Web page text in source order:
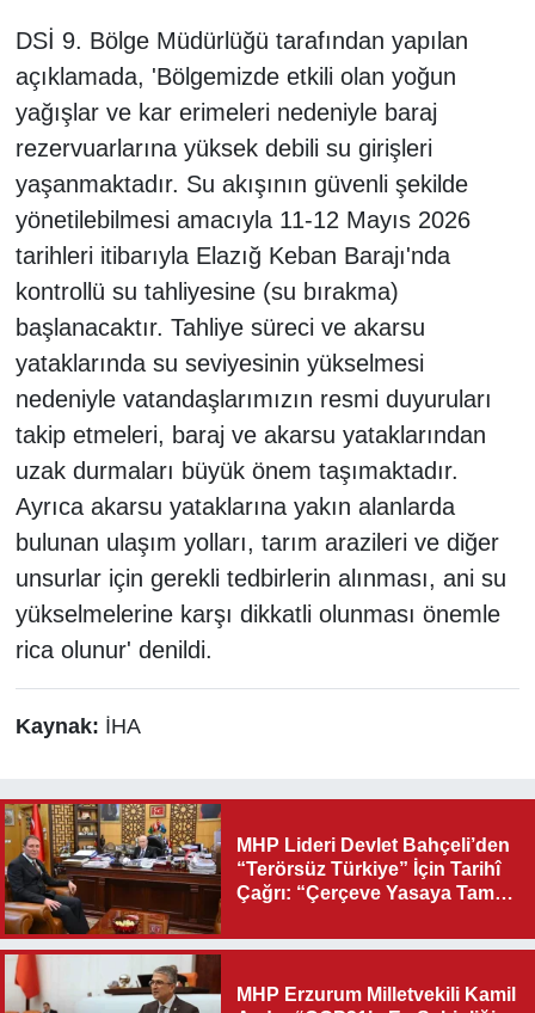
DSİ 9. Bölge Müdürlüğü tarafından yapılan
açıklamada, 'Bölgemizde etkili olan yoğun
yağışlar ve kar erimeleri nedeniyle baraj
rezervuarlarına yüksek debili su girişleri
yaşanmaktadır. Su akışının güvenli şekilde
yönetilebilmesi amacıyla 11-12 Mayıs 2026
tarihleri itibarıyla Elazığ Keban Barajı'nda
kontrollü su tahliyesine (su bırakma)
başlanacaktır. Tahliye süreci ve akarsu
yataklarında su seviyesinin yükselmesi
nedeniyle vatandaşlarımızın resmi duyuruları
takip etmeleri, baraj ve akarsu yataklarından
uzak durmaları büyük önem taşımaktadır.
Ayrıca akarsu yataklarına yakın alanlarda
bulunan ulaşım yolları, tarım arazileri ve diğer
unsurlar için gerekli tedbirlerin alınması, ani su
yükselmelerine karşı dikkatli olunması önemle
rica olunur' denildi.
Kaynak: İHA
MHP Lideri Devlet Bahçeli’den
“Terörsüz Türkiye” İçin Tarihî
Çağrı: “Çerçeve Yasaya Tam
MHP Erzurum Milletvekili Kamil